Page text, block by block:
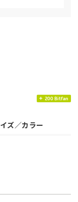
200 Bitfan
ズ／カラー